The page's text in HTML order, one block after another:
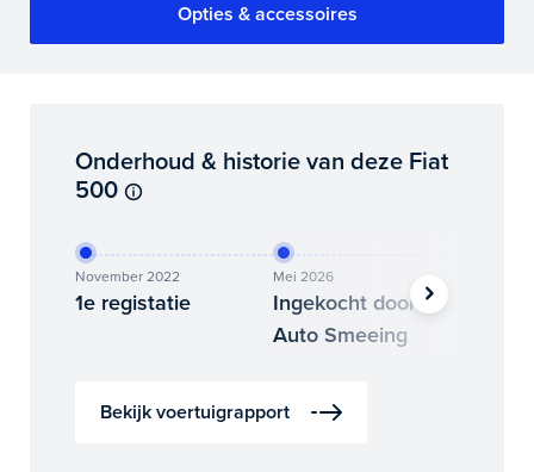
Opties & accessoires
Onderhoud & historie van deze Fiat
500
November 2022
1e registatie
Mei 2026
Ingekocht door
Auto Smeeing
Bekijk voertuigrapport